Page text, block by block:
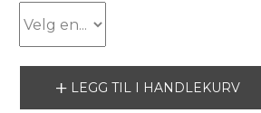
LEGG TIL I HANDLEKURV